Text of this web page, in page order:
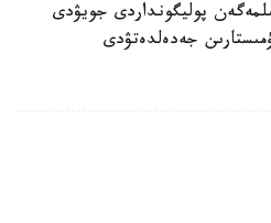
بارلىق رۇقسات ەتىلمەگەن پوليگونداردى جويۋدى
جەدەلدەتۋدى